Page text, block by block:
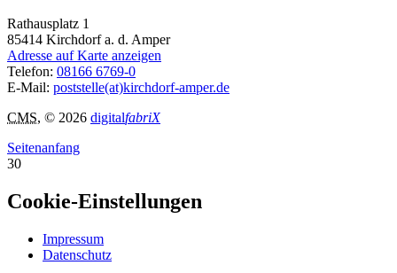
Rathausplatz 1
85414 Kirchdorf a. d. Amper
Adresse auf Karte anzeigen
Telefon: 08166 6769-0
E-Mail: poststelle(at)kirchdorf-amper.de
CMS, © 2026 digitalfabriX
Seitenanfang
30
Cookie-Einstellungen
Impressum
Datenschutz